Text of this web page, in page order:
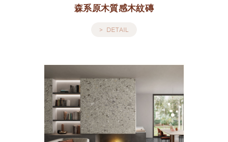
森系原木質感木紋磚